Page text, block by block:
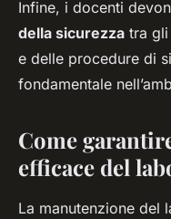
Infine, i docenti
della sicurezza tra
e delle procedure di
fondamentale
Come
efficace del
La manutenzione del